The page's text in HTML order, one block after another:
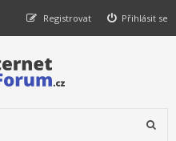
Přihlásit se
Registrovat